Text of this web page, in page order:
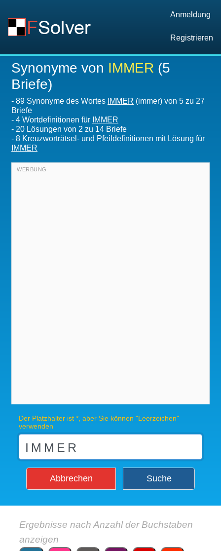
Anmeldung
Registrieren
Synonyme von IMMER (5
Briefe)
- 89 Synonyme des Wortes IMMER (immer) von 5 zu 27
Briefe
- 4 Wortdefinitionen für IMMER
- 20 Lösungen von 2 zu 14 Briefe
- 8 Kreuzworträtsel- und Pfeildefinitionen mit Lösung für
IMMER
Der Platzhalter ist *, aber Sie können "Leerzeichen"
verwenden
Abbrechen Suche
Ergebnisse nach Anzahl der Buchstaben
anzeigen